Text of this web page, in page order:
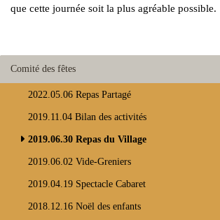
que cette journée soit la plus agréable possible.
Comité des fêtes
2022.05.06 Repas Partagé
2019.11.04 Bilan des activités
2019.06.30 Repas du Village
2019.06.02 Vide-Greniers
2019.04.19 Spectacle Cabaret
2018.12.16 Noël des enfants